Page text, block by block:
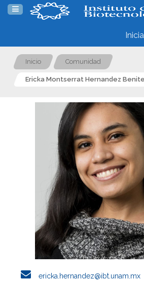
Inicio Comunidad
Ericka Montserrat Hernandez
ericka.hernandez@ibt.unam.mx